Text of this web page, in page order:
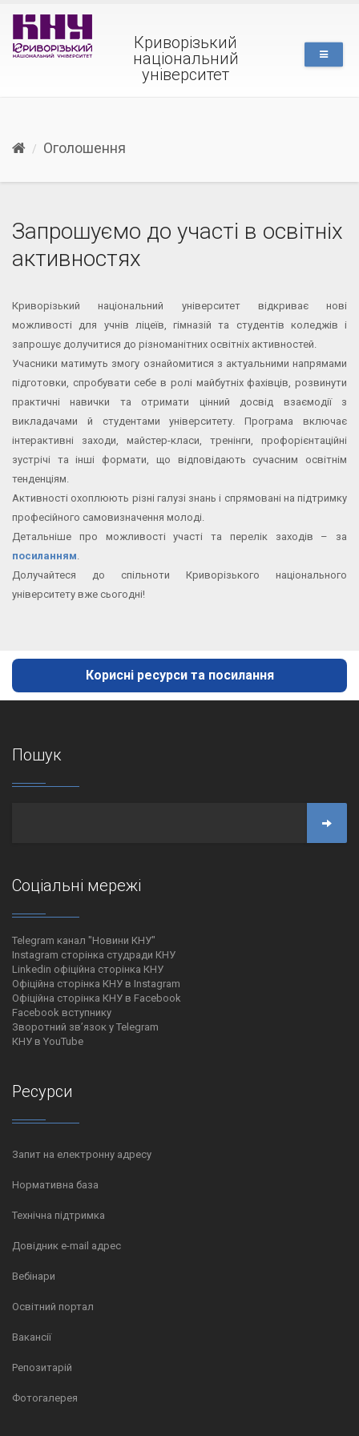
Криворізький
національний
університет
Оголошення
Запрошуємо до участі в освітніх
активностях
Криворізький національний університет відкриває нові
можливості для учнів ліцеїв, гімназій та студентів коледжів і
запрошує долучитися до різноманітних освітніх активностей.
Учасники матимуть змогу ознайомитися з актуальними напрямами
підготовки, спробувати себе в ролі майбутніх фахівців, розвинути
практичні навички та отримати цінний досвід взаємодії з
викладачами й студентами університету. Програма включає
інтерактивні заходи, майстер-класи, тренінги, профорієнтаційні
зустрічі та інші формати, що відповідають сучасним освітнім
тенденціям.
Активності охоплюють різні галузі знань і спрямовані на підтримку
професійного самовизначення молоді.
Детальніше про можливості участі та перелік заходів – за
посиланням.
Долучайтеся до спільноти Криворізького національного
університету вже сьогодні!
Корисні ресурси та посилання
Пошук
Соціальні мережі
Telegram канал "Новини КНУ"
Instagram сторінка студради КНУ
Linkedin офіційна сторінка КНУ
Офіційна сторінка КНУ в Instagram
Офіційна сторінка КНУ в Facebook
Facebook вступнику
Зворотний зв’язок у Telegram
КНУ в YouTube
Ресурси
Запит на електронну адресу
Нормативна база
Технічна підтримка
Довідник e-mail адрес
Вебінари
Освітний портал
Вакансії
Репозитарій
Фотогалерея